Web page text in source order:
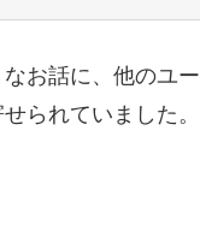
お話に、他のユ
られていました。